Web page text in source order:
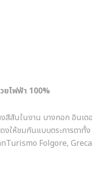
ยไฟฟ้า 100%
งสีสันในงาน บางกอก อินเต
ให้ชมกันแบบตระการตาทั้ง
Folgore,